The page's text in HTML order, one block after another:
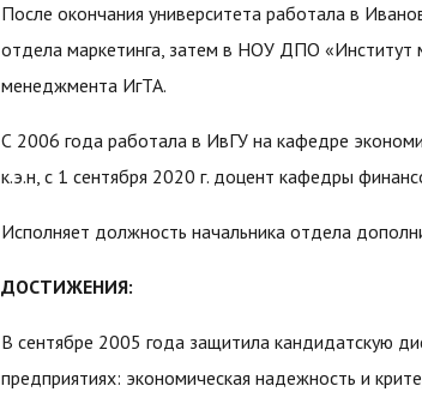
После окончания университета работала в
отдела маркетинга, затем в НОУ ДПО «Институт
менеджмента ИгТА.
С 2006 года работала в ИвГУ на кафедре
к.э.н, с 1 сентября 2020 г. доцент кафедры
Исполняет должность начальника отдела
ДОСТИЖЕНИЯ:
В сентябре 2005 года защитила кандидатскую
предприятиях: экономическая надежность и